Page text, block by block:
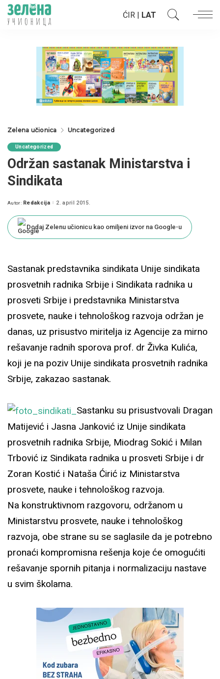
ĆIR | LAT
Zelena učionica Uncategorized
Uncategorized
Održan sastanak Ministarstva i
Sindikata
Posted
Autor: Redakcija 2. april 2015.
Dodaj Zelenu učionicu kao omiljeni izvor na Google-u
Sastanak predstavnika sindikata Unije sindikata
prosvetnih radnika Srbije i Sindikata radnika u
prosveti Srbije i predstavnika Ministarstva
prosvete, nauke i tehnološkog razvoja održan je
danas, uz prisustvo miritelja iz Agencije za mirno
rešavanje radnih sporova prof. dr Živka Kulića,
koji je na poziv Unije sindikata prosvetnih radnika
Srbije, zakazao sastanak.
Sastanku su prisustvovali Dragan
Matijević i Jasna Janković iz Unije sindikata
prosvetnih radnika Srbije, Miodrag Sokić i Milan
Trbović iz Sindikata radnika u prosveti Srbije i dr
Zoran Kostić i Nataša Ćirić iz Ministarstva
prosvete, nauke i tehnološkog razvoja.
Na konstruktivnom razgovoru, održanom u
Ministarstvu prosvete, nauke i tehnološkog
razvoja, obe strane su se saglasile da je potrebno
pronaći kompromisna rešenja koje će omogućiti
rešavanje spornih pitanja i normalizaciju nastave
u svim školama.